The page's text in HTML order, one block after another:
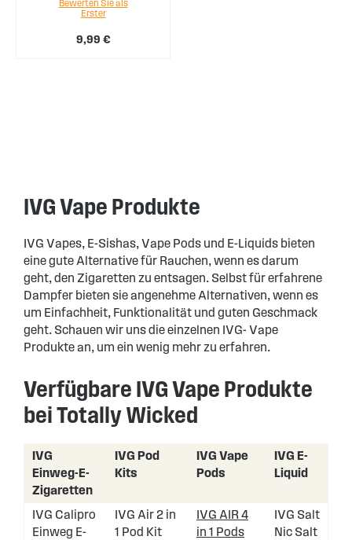
9,99 €
Bewerten Sie als
Erster
IVG Vape Produkte
IVG Vapes, E-Sishas, Vape Pods und E-Liquids bieten
eine gute Alternative für Rauchen, wenn es darum
geht, den Zigaretten zu entsagen. Selbst für erfahrene
Dampfer bieten sie angenehme Alternativen, wenn es
um Einfachheit, Funktionalität und guten Geschmack
geht. Schauen wir uns die einzelnen IVG- Vape
Produkte an, um ein wenig mehr zu erfahren.
Verfügbare IVG Vape Produkte
bei Totally Wicked
IVG
Einweg-E-
Zigaretten
IVG Pod
Kits
IVG Vape
Pods
IVG E-
Liquid
IVG Calipro
Einweg E-
IVG Air 2 in
1 Pod Kit
IVG AIR 4
in 1 Pods
IVG Salt
Nic Salt